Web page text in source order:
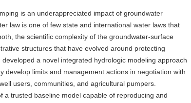
is an underappreciated impact of groundwater
law is one of few state and international water laws that
the scientific complexity of the groundwater-surface
structures that have evolved around protecting
a novel integrated hydrologic modeling approach
limits and management actions in negotiation with
users, communities, and agricultural pumpers.
trusted baseline model capable of reproducing and